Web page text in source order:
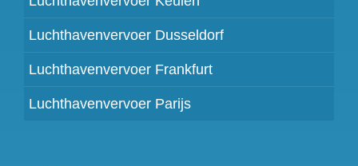
Luchthavenvervoer Dusseldorf
Luchthavenvervoer Frankfurt
Luchthavenvervoer Parijs